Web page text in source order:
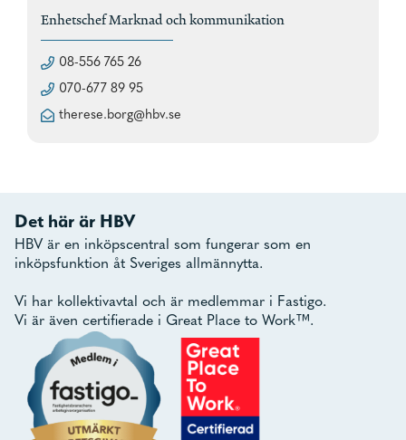
Enhetschef Marknad och kommunikation
08-556 765 26
070-677 89 95
therese.borg@hbv.se
Det här är HBV
HBV är en inköpscentral som fungerar som en
inköpsfunktion åt Sveriges allmännytta.
Vi har kollektivavtal och är medlemmar i Fastigo.
Vi är även certifierade i Great Place to Work™.